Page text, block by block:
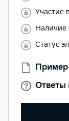
Участие
Наличие
Статус
Пример
Ответы